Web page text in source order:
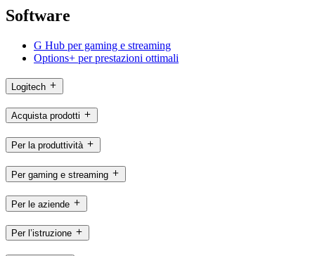
Software
G Hub per gaming e streaming
Options+ per prestazioni ottimali
Logitech
Acquista prodotti
Per la produttività
Per gaming e streaming
Per le aziende
Per l’istruzione